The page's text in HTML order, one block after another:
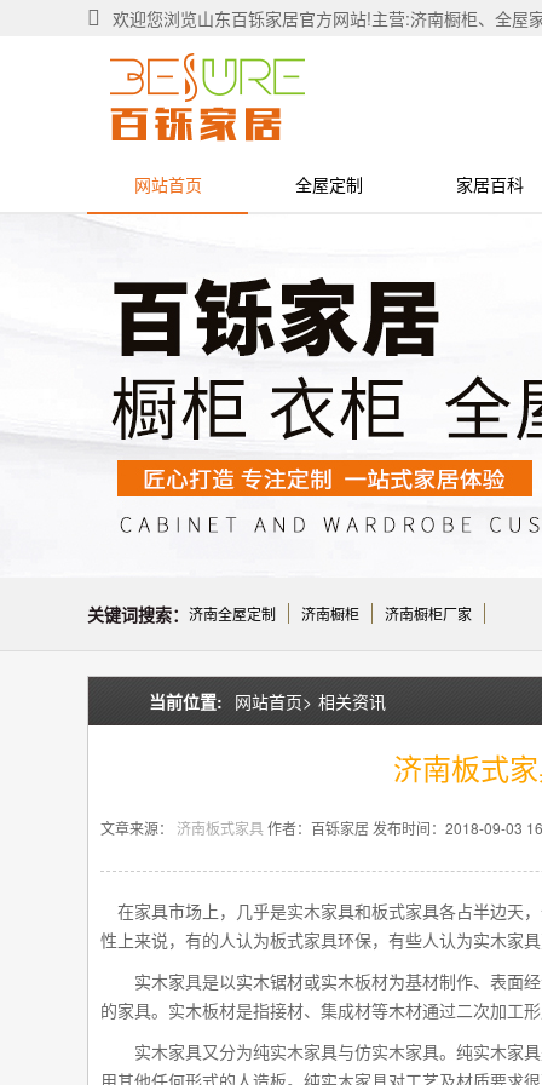
欢迎您浏览山东百铄家居官方网站!主营:济南橱柜、全屋
网站首页 全屋定制 家居百科
关键词搜索： 济南全屋定制 济南橱柜 济南橱柜厂家
当前位置: 网站首页> 相关资讯
济南板式
文章来源： 济南板式家具作者：百铄家居 发布时间：2018-09-03
在家具市场上，几乎是实木家具和板式家具各占半边天
性上来说，有的人认为板式家具环保，有些人认为实木家
实木家具是以实木锯材或实木板材为基材制作、表面经
的家具。实木板材是指接材、集成材等木材通过二次加工
实木家具又分为纯实木家具与仿实木家具。纯实木家具
用其他任何形式的人造板。纯实木家具对工艺及材质要求